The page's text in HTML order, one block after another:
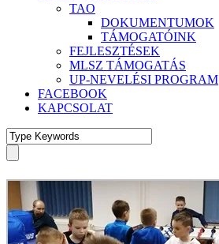
TAO
DOKUMENTUMOK
TÁMOGATÓINK
FEJLESZTÉSEK
MLSZ TÁMOGATÁS
UP-NEVELÉSI PROGRAM
FACEBOOK
KAPCSOLAT